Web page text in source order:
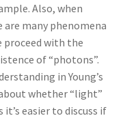
トン
｜粒子の波動性
】
ォード
Also, when
many phenomena
proceed with the
of “photons”.
in Young’s
whether “light”
it’s easier to discuss if